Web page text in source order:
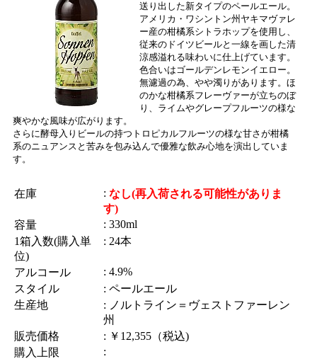
送り出した新タイプのペールエール。
アメリカ・ワシントン州ヤキマヴァレ
ー産の柑橘系シトラホップを使用し、
従来のドイツビールと一線を画した清
涼感溢れる味わいに仕上げています。
色合いはゴールデンレモンイエロー。
無濾過の為、やや濁りがあります。ほ
のかな柑橘系フレーヴァーが立ちのぼ
り、ライムやグレープフルーツの様な
爽やかな風味が広がります。
さらに酵母入りビールの持つトロピカルフルーツの様な甘さが柑橘
系のニュアンスと苦みを包み込んで優雅な飲み心地を演出していま
す。
在庫 : なし(再入荷される可能性がありま
す)
容量
: 330ml
1箱入数(購入単
位)
: 24本
アルコール
: 4.9%
スタイル
: ペールエール
生産地
: ノルトライン＝ヴェストファーレン
州
販売価格
: ￥12,355（税込)
購入上限
: